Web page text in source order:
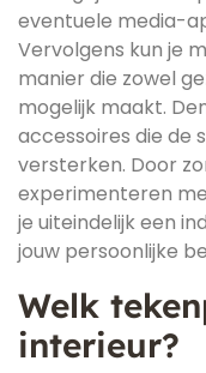
eventuele media-
Vervolgens kun je
manier die zowel
mogelijk maakt.
accessoires die de
versterken. Door
experimenteren
je uiteindelijk een
jouw persoonlijke
Welk
interieur?